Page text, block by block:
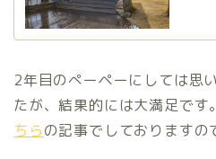
2年目のぺーペーにしては思
たが、結果的には大満足です
ちらの記事でしておりますの